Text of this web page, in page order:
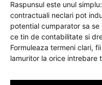
Raspunsul este unul
contractuali neclari pot
potential cumparator sa
ce tin de contabilitate si
Formuleaza termeni clari,
lamuritor la orice intrebare